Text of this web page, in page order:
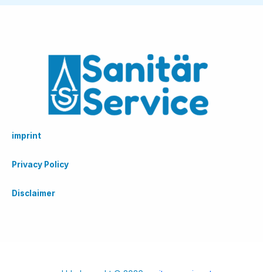
imprint
Privacy Policy
Disclaimer